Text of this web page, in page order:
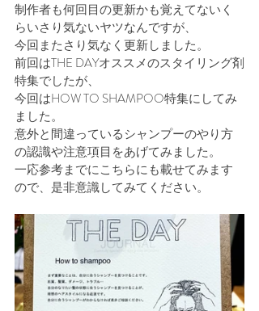
制作者も何回目の更新かも覚えてないく
らいさり気ないヤツなんですが、
今回またさり気なく更新しました。
前回はTHE DAYオススメのスタイリング剤
特集でしたが、
今回はHOW TO SHAMPOO特集にしてみ
ました。
意外と間違っているシャンプーのやり方
の認識や注意項目をあげてみました。
一応参考までにこちらにも載せてみます
ので、是非意識してみてください。